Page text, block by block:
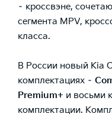
– кроссвэне,
сегмента MPV,
класса.
В России новый Kia
комплектациях –
Premium+ и восьми
комплектации.